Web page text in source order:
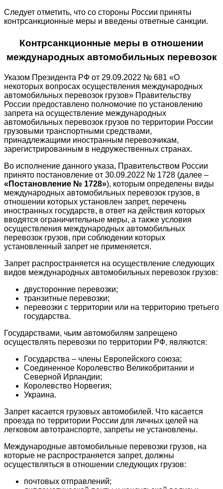
Следует отметить, что со стороны России приняты
контрсанкционные меры и введены ответные санкции.
Контрсанкционные меры в отношении
международных автомобильных перевозок
Указом Президента РФ от 29.09.2022 № 681 «О
некоторых вопросах осуществления международных
автомобильных перевозок грузов» Правительству
России предоставлено полномочие по установлению
запрета на осуществление международных
автомобильных перевозок грузов по территории России
грузовыми транспортными средствами,
принадлежащими иностранным перевозчикам,
зарегистрированным в недружественных странах.
Во исполнение данного указа, Правительством России
принято постановление от 30.09.2022 № 1728 (далее –
«Постановление № 1728»), которым определены виды
международных автомобильных перевозок грузов, в
отношении которых установлен запрет, перечень
иностранных государств, в ответ на действия которых
вводятся ограничительные меры, а также условия
осуществления международных автомобильных
перевозок грузов, при соблюдении которых
установленный запрет не применяется.
Запрет распространяется на осуществление следующих
видов международных автомобильных перевозок грузов:
двусторонние перевозки;
транзитные перевозки;
перевозки с территории или на территорию третьего
государства.
Государствами, чьим автомобилям запрещено
осуществлять перевозки по территории РФ, являются:
Государства – члены Европейского союза;
Соединенное Королевство Великобритании и
Северной Ирландии;
Королевство Норвегия;
Украина.
Запрет касается грузовых автомобилей. Что касается
проезда по территории России для личных целей на
легковом автотранспорте, запреты не установлены.
Международные автомобильные перевозки грузов, на
которые не распространяется запрет, должны
осуществляться в отношении следующих грузов:
почтовых отправлений;